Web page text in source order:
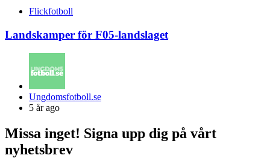
Flickfotboll
Landskamper för F05-landslaget
Posted
by
Ungdomsfotboll.se
5 år ago
Missa inget! Signa upp dig på vårt
nyhetsbrev